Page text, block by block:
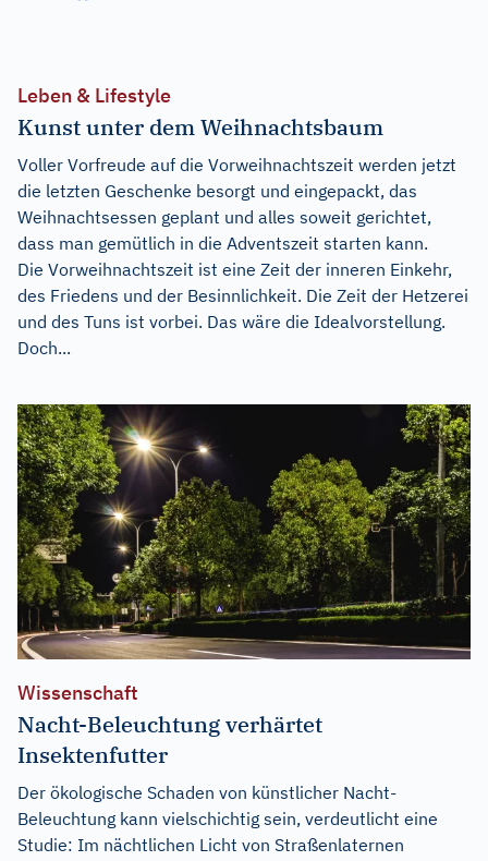
Leben & Lifestyle
Kunst unter dem Weihnachtsbaum
Voller Vorfreude auf die Vorweihnachtszeit werden jetzt
die letzten Geschenke besorgt und eingepackt, das
Weihnachtsessen geplant und alles soweit gerichtet,
dass man gemütlich in die Adventszeit starten kann.
Die Vorweihnachtszeit ist eine Zeit der inneren Einkehr,
des Friedens und der Besinnlichkeit. Die Zeit der Hetzerei
und des Tuns ist vorbei. Das wäre die Idealvorstellung.
Doch...
Wissenschaft
Nacht-Beleuchtung verhärtet
Insektenfutter
Der ökologische Schaden von künstlicher Nacht-
Beleuchtung kann vielschichtig sein, verdeutlicht eine
Studie: Im nächtlichen Licht von Straßenlaternen